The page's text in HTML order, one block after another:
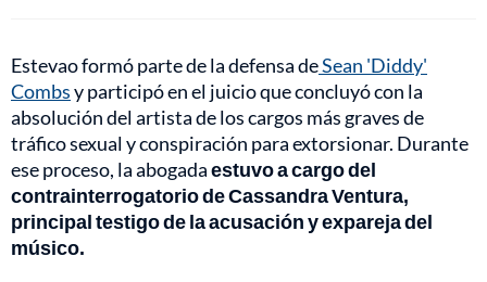
Estevao formó parte de la defensa deSean 'Diddy'
Combsy participó en el juicio que concluyó con la
absolución del artista de los cargos más graves de
tráfico sexual y conspiración para extorsionar. Durante
ese proceso, la abogadaestuvo a cargo del
contrainterrogatorio de Cassandra Ventura,
principal testigo de la acusación y expareja del
músico.